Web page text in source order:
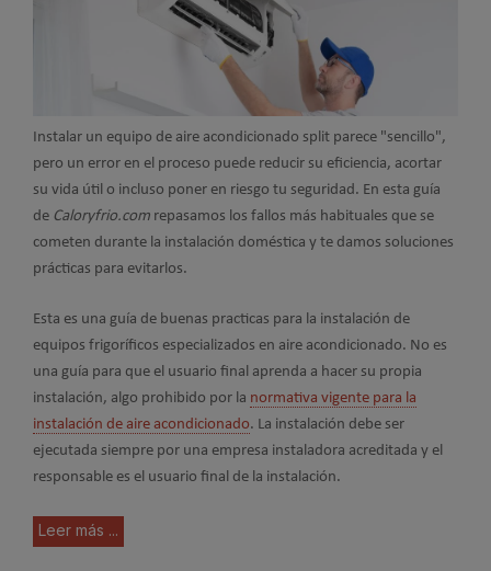
Instalar un equipo de aire acondicionado split parece "sencillo",
pero un error en el proceso puede reducir su eficiencia, acortar
su vida útil o incluso poner en riesgo tu seguridad. En esta guía
de Caloryfrio.com repasamos los fallos más habituales que se
cometen durante la instalación doméstica y te damos soluciones
prácticas para evitarlos.
Esta es una guía de buenas practicas para la instalación de
equipos frigoríficos especializados en aire acondicionado. No es
una guía para que el usuario final aprenda a hacer su propia
instalación, algo prohibido por la normativa vigente para la
instalación de aire acondicionado. La instalación debe ser
ejecutada siempre por una empresa instaladora acreditada y el
responsable es el usuario final de la instalación.
Leer más ...